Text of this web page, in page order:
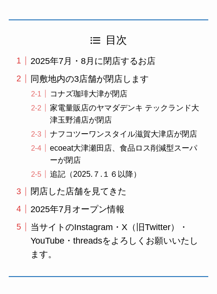
目次
2025年7月・8月に閉店するお店
同敷地内の3店舗が閉店します
コナズ珈琲大津が閉店
家電量販店のヤマダデンキ テックランド大
津玉野浦店が閉店
ナフコツーワンスタイル滋賀大津店が閉店
ecoeat大津瀬田店、食品ロス削減型スーパ
ーが閉店
追記（2025.７.１６以降）
閉店した店舗を見てきた
2025年7月オープン情報
当サイトのInstagram・X（旧Twitter）・
YouTube・threadsをよろしくお願いいたし
ます。